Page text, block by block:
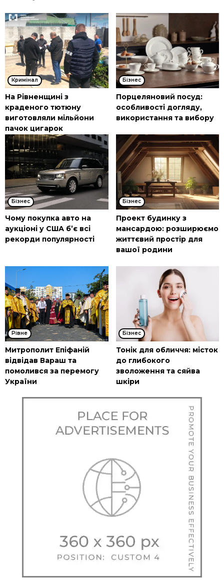
Кримінал
На Рівненщині з
краденого тютюну
виготовляли мільйони
пачок цигарок
Бізнес
Порцеляновий посуд:
особливості догляду,
використання та вибору
Бізнес
Чому покупка авто на
аукціоні у США б’є всі
рекорди популярності
Бізнес
Проект будинку з
мансардою: розширюємо
життєвий простір для
вашої родини
Рівне
Митрополит Епіфаній
відвідав Вараш та
помолився за перемогу
України
Бізнес
Тонік для обличчя: місток
до глибокого
зволоження та сяйва
шкіри